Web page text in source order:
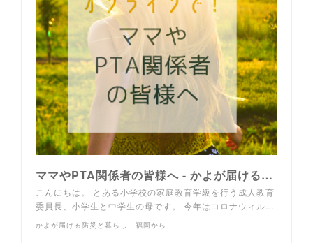
ママやPTA関係者の皆様へ - かよが届ける防災と暮らし 福岡から
こんにちは。 とある小学校の家庭教育学級を行う成人教育
委員長、小学生と中学生の母です。 今年はコロナウィル…
かよが届ける防災と暮らし 福岡から